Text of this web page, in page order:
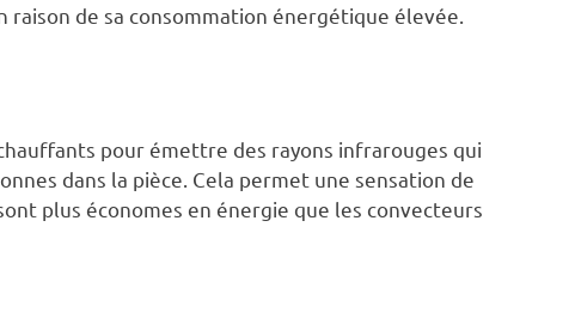
raison de sa consommation énergétique élevée.
pour émettre des rayons infrarouges qui
dans la pièce. Cela permet une sensation de
plus économes en énergie que les convecteurs